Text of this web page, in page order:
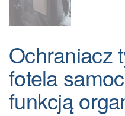
Ochraniacz
fotela
funkcją